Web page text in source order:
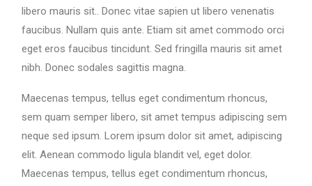
libero mauris sit.. Donec vitae sapien ut libero venenatis
faucibus. Nullam quis ante. Etiam sit amet commodo orci
eget eros faucibus tincidunt. Sed fringilla mauris sit amet
nibh. Donec sodales sagittis magna.
Maecenas tempus, tellus eget condimentum rhoncus,
sem quam semper libero, sit amet tempus adipiscing sem
neque sed ipsum. Lorem ipsum dolor sit amet, adipiscing
elit. Aenean commodo ligula blandit vel, eget dolor.
Maecenas tempus, tellus eget condimentum rhoncus,